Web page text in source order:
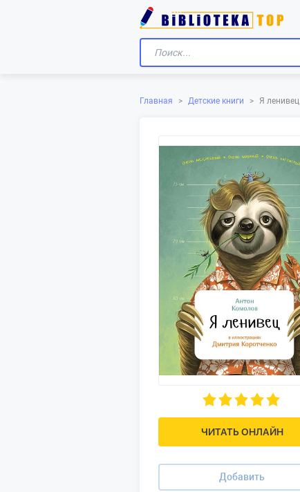
Главная > Детские книги > Я ленивец
ЧИТАТЬ ОНЛАЙН
Добавить